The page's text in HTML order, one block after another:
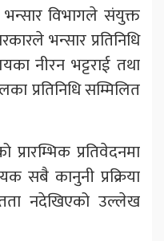
विभागले संयुक्त
भन्सार प्रतिनिधि
नीरन भट्टराई तथा
प्रतिनिधि सम्मिलित
प्रतिवेदनमा
सबै कानुनी प्रक्रिया
नदेखिएको उल्लेख